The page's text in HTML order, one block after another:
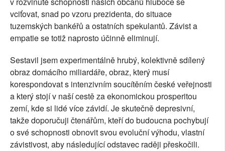
vciťovat, snad po vzoru prezidenta, do situace
tuzemských bankéřů a ostatních spekulantů. Závist a
empatie se totiž naprosto účinně eliminují.
Sestavil jsem experimentálně hrubý, kolektivně sdílený
obraz domácího miliardáře, obraz, který musí
korespondovat s intenzivním soucítěním české veřejnosti
a který stojí v naší cestě za ekonomickou prosperitou
zemí, kde si lidé více závidí. Je skutečně depresivní,
takže doporučuji čtenářům, kteří do budoucna pochybují
o své schopnosti obnovit svou evoluční výhodu, vlastní
závistivost, aby následující odstavec raději přeskočili.